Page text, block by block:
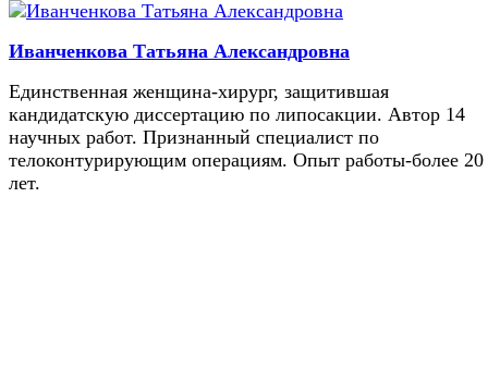
Иванченкова Татьяна Александровна
Единственная женщина-хирург, защитившая
кандидатскую диссертацию по липосакции. Автор 14
научных работ. Признанный специалист по
телоконтурирующим операциям. Опыт работы-более 20
лет.